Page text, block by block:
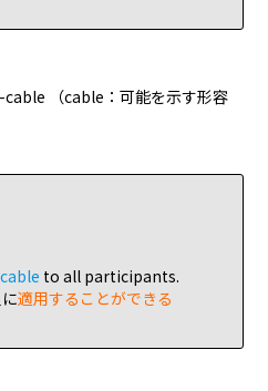
（cable：可能を示す形容
to all participants.
適用することができる